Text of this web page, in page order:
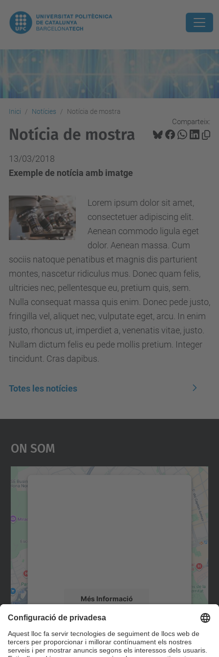
Inici Notícies Notícia de mostra
Comparteix:
Notícia de mostra
13/03/2018
Exemple de notícia amb imatge
Lorem ipsum dolor sit amet,
consectetuer adipiscing elit.
Aenean commodo ligula eget
dolor. Aenean massa. Cum
sociis natoque penatibus et magnis dis parturient
montes, nascetur ridiculus mus. Donec quam felis,
ultricies nec, pellentesque eu, pretium quis, sem.
Nulla consequat massa quis enim. Donec pede justo,
fringilla vel, aliquet nec, vulputate eget, arcu. In enim
justo, rhoncus ut, imperdiet a, venenatis vitae, justo.
Nullam dictum felis eu pede mollis pretium. Integer
tincidunt. Cras dapibus.
Totes les notícies
On Som
Més Informació
powered byUsercentrics Consent
Management Platform
Contacte